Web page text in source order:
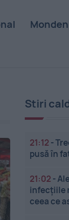
Monden
Stiri
21:12 -
pusă în
21:02 -
infecțiile
ceea ce